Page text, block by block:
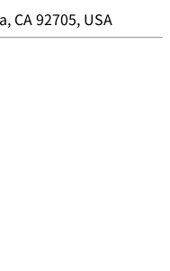
CA 92705, USA